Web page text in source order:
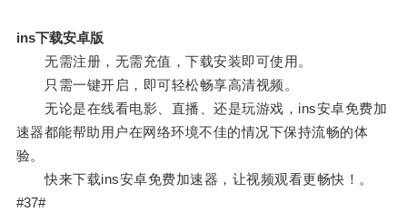
ins下载安卓版
无需注册，无需充值，下载安装即可使用。
只需一键开启，即可轻松畅享高清视频。
无论是在线看电影、直播、还是玩游戏，ins安卓免费加
速器都能帮助用户在网络环境不佳的情况下保持流畅的体
验。
快来下载ins安卓免费加速器，让视频观看更畅快！。
#37#